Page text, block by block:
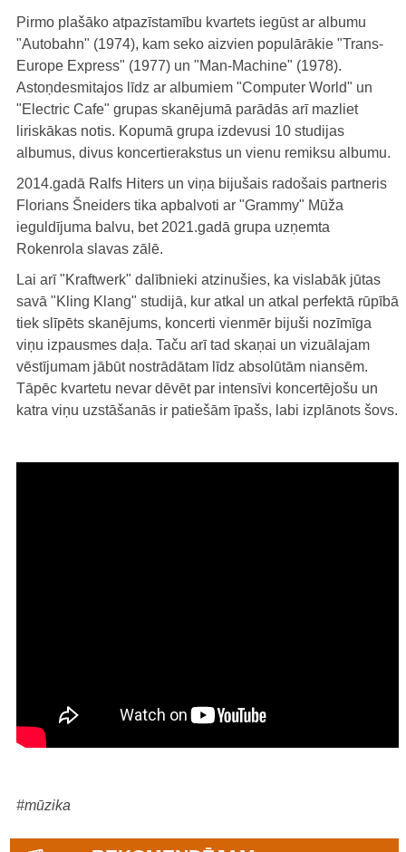
Pirmo plašāko atpazīstamību kvartets iegūst ar albumu
"Autobahn" (1974), kam seko aizvien populārākie "Trans-
Europe Express" (1977) un "Man-Machine" (1978).
Astoņdesmitajos līdz ar albumiem "Computer World" un
"Electric Cafe" grupas skanējumā parādās arī mazliet
liriskākas notis. Kopumā grupa izdevusi 10 studijas
albumus, divus koncertierakstus un vienu remiksu albumu.
2014.gadā Ralfs Hiters un viņa bijušais radošais partneris
Florians Šneiders tika apbalvoti ar "Grammy" Mūža
ieguldījuma balvu, bet 2021.gadā grupa uzņemta
Rokenrola slavas zālē.
Lai arī "Kraftwerk" dalībnieki atzinušies, ka vislabāk jūtas
savā "Kling Klang" studijā, kur atkal un atkal perfektā rūpībā
tiek slīpēts skanējums, koncerti vienmēr bijuši nozīmīga
viņu izpausmes daļa. Taču arī tad skaņai un vizuālajam
vēstījumam jābūt nostrādātam līdz absolūtām niansēm.
Tāpēc kvartetu nevar dēvēt par intensīvi koncertējošu un
katra viņu uzstāšanās ir patiešām īpašs, labi izplānots šovs.
#mūzika